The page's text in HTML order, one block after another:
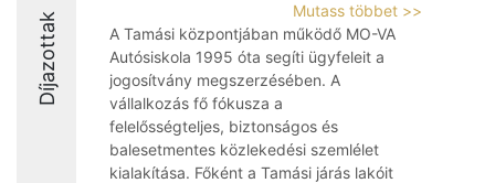
Díjazottak
Mutass többet >>
A Tamási központjában működő MO-VA
Autósiskola 1995 óta segíti ügyfeleit a
jogosítvány megszerzésében. A
vállalkozás fő fókusza a
felelősségteljes, biztonságos és
balesetmentes közlekedési szemlélet
kialakítása. Főként a Tamási járás lakóit